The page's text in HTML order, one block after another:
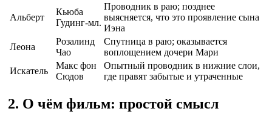
Альберт
Кьюба
Гудинг-мл.
Проводник в раю; позднее
выясняется, что это проявление сына
Иэна
Леона
Розалинд
Чао
Спутница в раю; оказывается
воплощением дочери Мари
Искатель
Макс фон
Сюдов
Опытный проводник в нижние слои,
где правят забытые и утраченные
2. О чём фильм: простой смысл